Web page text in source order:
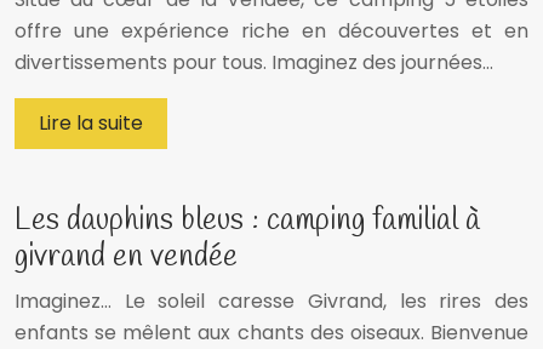
offre une expérience riche en découvertes et en
divertissements pour tous. Imaginez des journées…
Lire la suite
Les dauphins bleus : camping familial à
givrand en vendée
Imaginez… Le soleil caresse Givrand, les rires des
enfants se mêlent aux chants des oiseaux. Bienvenue